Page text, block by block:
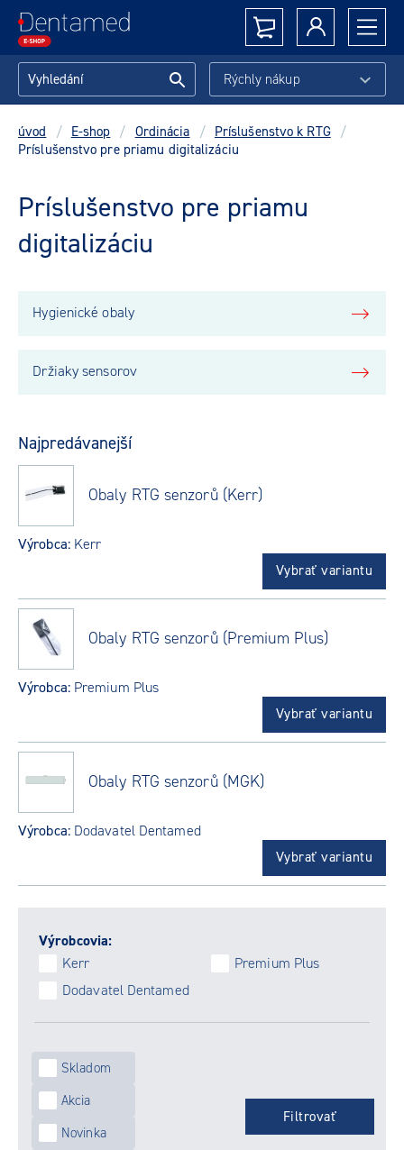
Rýchly nákup
úvod / E-shop / Ordinácia / Príslušenstvo k RTG /
Príslušenstvo pre priamu digitalizáciu
Príslušenstvo pre priamu
digitalizáciu
Hygienické obaly
Držiaky sensorov
Najpredávanejší
Obaly RTG senzorů (Kerr)
Výrobca:Kerr
Vybrať variantu
Obaly RTG senzorů (Premium Plus)
Výrobca:Premium Plus
Vybrať variantu
Obaly RTG senzorů (MGK)
Výrobca:Dodavatel Dentamed
Vybrať variantu
Výrobcovia:
Kerr
Premium Plus
Dodavatel Dentamed
Skladom
Akcia
Novinka